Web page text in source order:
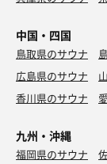
中国・四国
鳥取県のサウナ
広島県のサウナ
香川県のサウナ
九州・沖縄
福岡県のサウナ